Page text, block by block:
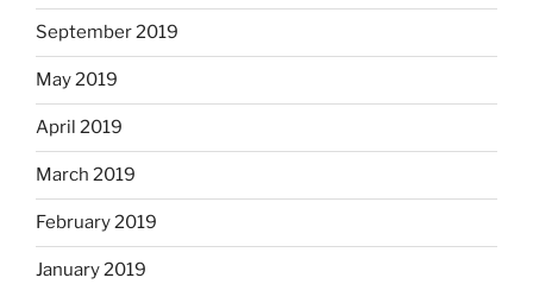
September 2019
May 2019
April 2019
March 2019
February 2019
January 2019